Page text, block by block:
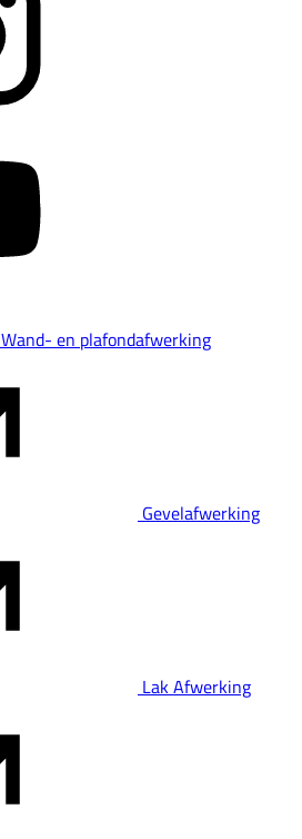
Wand- en plafondafwerking
Gevelafwerking
Lak Afwerking